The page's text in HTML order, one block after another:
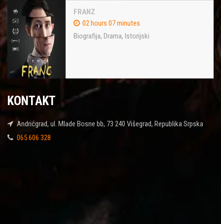
FRANZ
02 hours 07 minutes
Biografija, Drama, Istorijski
KONTAKT
Andrićgrad, ul. Mlade Bosne bb, 73 240 Višegrad, Republika Srpska
065 606 328